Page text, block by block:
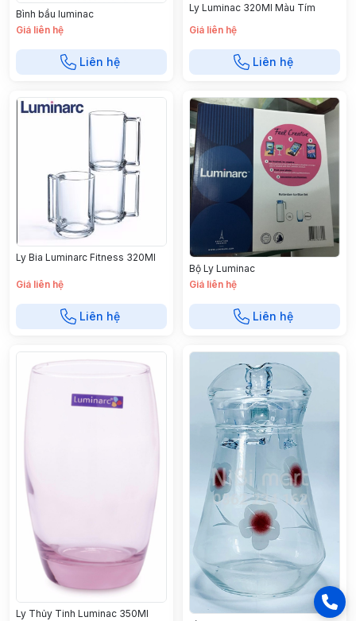
Bình bầu luminac
Giá liên hệ
Liên hệ
Ly Luminac 320Ml Màu Tím
Giá liên hệ
Liên hệ
Ly Bia Luminarc Fitness 320Ml
Giá liên hệ
Liên hệ
Bộ Ly Luminac
Giá liên hệ
Liên hệ
Ly Thủy Tinh Luminac 350Ml